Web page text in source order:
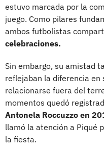
estuvo marcada por la
juego. Como pilares
ambos futbolistas
celebraciones.
Sin embargo, su amistad
reflejaban la diferencia en
relacionarse fuera del
momentos quedó
Antonela Roccuzzo en
llamó la atención a Piqué
la fiesta.